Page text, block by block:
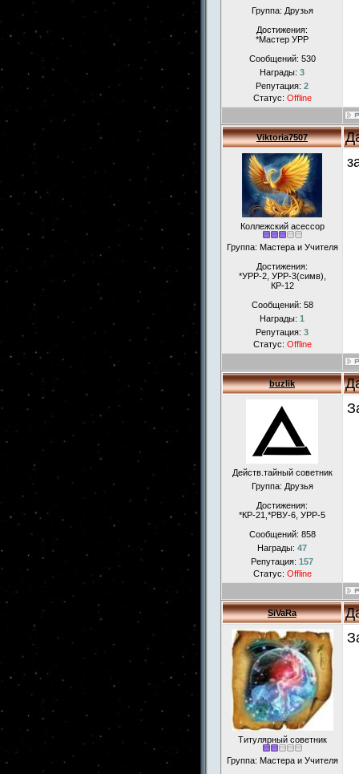
Группа: Друзья
Достижения:
*Мастер УРР
Сообщений: 530
Награды: 3
Репутация: 2
Статус: Offline
Viktoria7507
Коллежский асессор
Группа: Мастера и Учителя
Достижения:
*УРР-2, УРР-3(симв),
КР-12
Сообщений: 58
Награды: 1
Репутация: 3
Статус: Offline
buzlik
Действ.тайный советник
Группа: Друзья
Достижения:
*КР-21,*РВУ-6, УРР-5
Сообщений: 858
Награды: 47
Репутация: 157
Статус: Offline
SiVaRa
Титулярный советник
Группа: Мастера и Учителя